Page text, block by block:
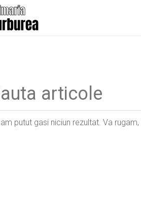
putut gasi niciun rezultat. Va